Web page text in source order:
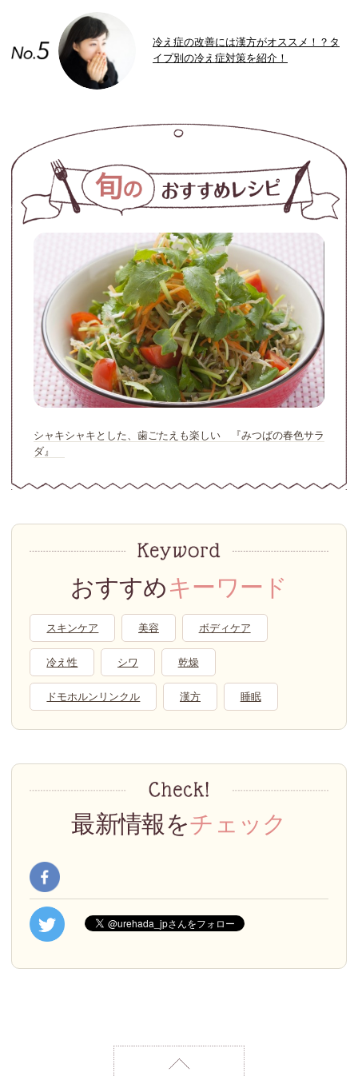
冷え症の改善には漢方がオススメ！？タ
イプ別の冷え症対策を紹介！
シャキシャキとした、歯ごたえも楽しい 『みつばの春色サラ
ダ』
おすすめキーワード
スキンケア 美容 ボディケア
冷え性 シワ 乾燥
ドモホルンリンクル 漢方 睡眠
最新情報をチェック